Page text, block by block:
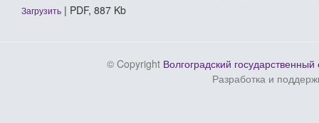
Загрузить | PDF, 887 Kb
© Copyright Волгоградский
Разработка и